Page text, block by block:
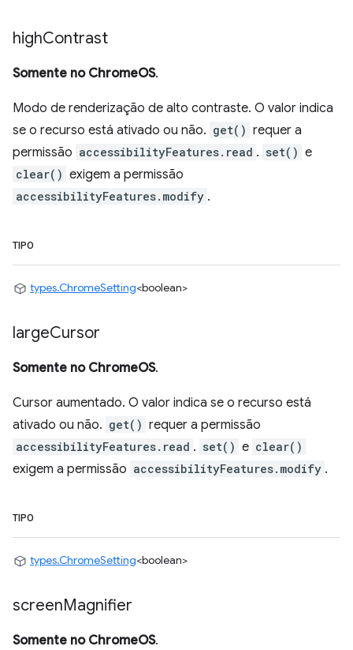
highContrast
Somente no ChromeOS.
Modo de renderização de alto contraste. O valor indica
se o recurso está ativado ou não. get() requer a
permissão accessibilityFeatures.read . set() e
clear() exigem a permissão
accessibilityFeatures.modify .
TIPO
types.ChromeSetting<boolean>
largeCursor
Somente no ChromeOS.
Cursor aumentado. O valor indica se o recurso está
ativado ou não. get() requer a permissão
accessibilityFeatures.read . set() e clear()
exigem a permissão accessibilityFeatures.modify .
TIPO
types.ChromeSetting<boolean>
screenMagnifier
Somente no ChromeOS.